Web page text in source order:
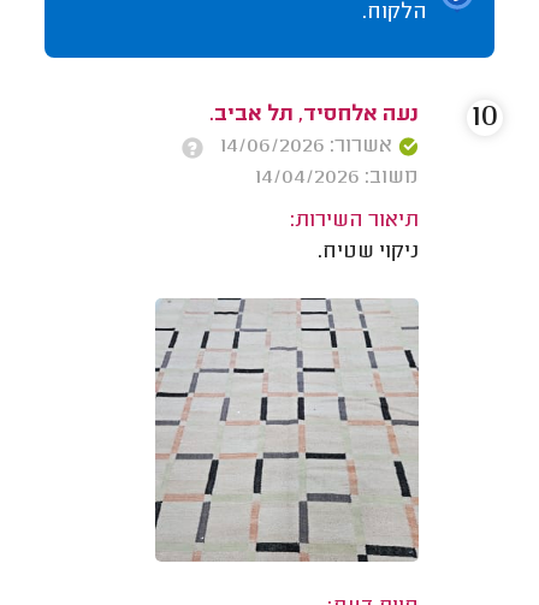
הלקוח.
נעה אלחסיד, תל אביב.
אשרור: 14/06/2026
משוב: 14/04/2026
תיאור השירות:
ניקוי שטיח.
10